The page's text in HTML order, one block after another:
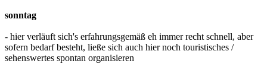
sonntag
- hier verläuft sich's erfahrungsgemäß eh immer recht schnell, aber
sofern bedarf besteht, ließe sich auch hier noch touristisches /
sehenswertes spontan organisieren